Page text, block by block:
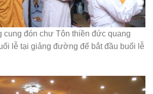
cung đón chư Tôn thiền đức quang
lễ tại giảng đường để bắt đầu buổi lễ